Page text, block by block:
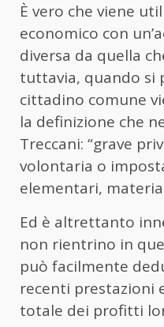
È vero che viene
economico con
diversa da quella
tuttavia, quando si
cittadino comune
la definizione che
Treccani: “grave
volontaria o
elementari,
Ed è altrettanto
non rientrino in
può facilmente
recenti prestazioni
totale dei profitti